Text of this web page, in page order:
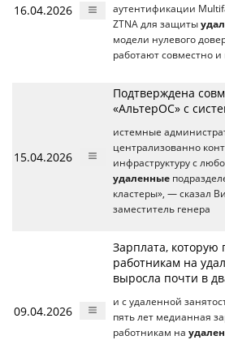
16.04.2026
аутентификации
ZTNA для защиты
модели нулевого
работают совместно и
15.04.2026
Подтверждена
«АльтерОС» с
истемные
централизованно
инфраструктуру с
удаленные
кластеры», — сказал
заместитель генера
09.04.2026
Зарплата, которую
работникам на
выросла почти в
и с удаленной
пять лет медианная
работникам на